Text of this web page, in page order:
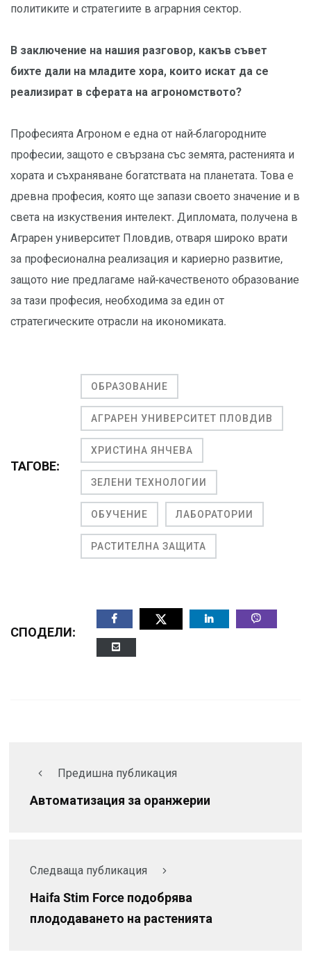
политиките и стратегиите в аграрния сектор.
В заключение на нашия разговор, какъв съвет
бихте дали на младите хора, които искат да се
реализират в сферата на агрономството?
Професията Агроном е една от най-благородните
професии, защото е свързана със земята, растенията и
хората и съхраняване богатствата на планетата. Това е
древна професия, която ще запази своето значение и в
света на изкуствения интелект. Дипломата, получена в
Аграрен университет Пловдив, отваря широко врати
за професионална реализация и кариерно развитие,
защото ние предлагаме най-качественото образование
за тази професия, необходима за един от
стратегическите отрасли на икономиката.
ТАГОВЕ:
ОБРАЗОВАНИЕ
АГРАРЕН УНИВЕРСИТЕТ ПЛОВДИВ
ХРИСТИНА ЯНЧЕВА
ЗЕЛЕНИ ТЕХНОЛОГИИ
ОБУЧЕНИЕ ЛАБОРАТОРИИ
РАСТИТЕЛНА ЗАЩИТА
СПОДЕЛИ:
Предишна публикация
Автоматизация за оранжерии
Следваща публикация
Haifa Stim Force подобрява
плододаването на растенията